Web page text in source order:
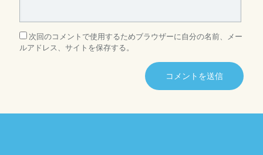
次回のコメントで使用するためブラウザーに自分の名前、メー
ルアドレス、サイトを保存する。